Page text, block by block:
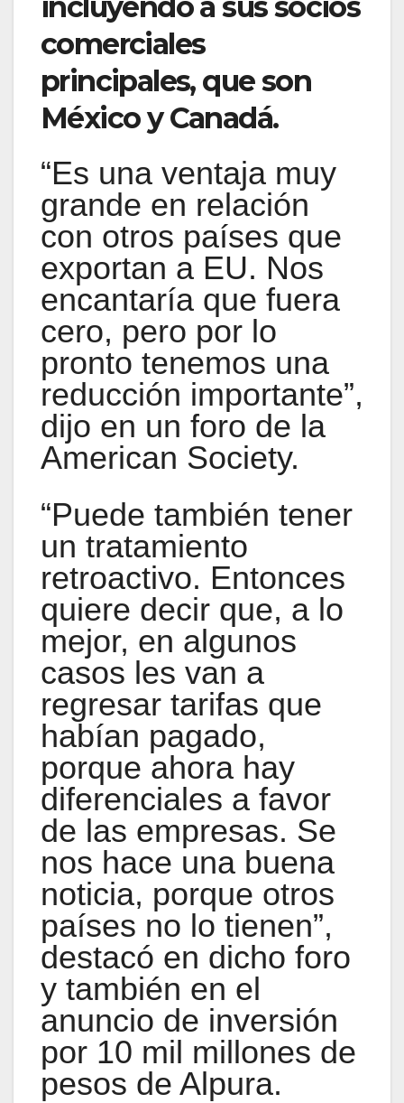
incluyendo a sus socios
comerciales
principales, que son
México y Canadá.
“Es una ventaja muy
grande en relación
con otros países que
exportan a EU. Nos
encantaría que fuera
cero, pero por lo
pronto tenemos una
reducción importante”,
dijo en un foro de la
American Society.
“Puede también tener
un tratamiento
retroactivo. Entonces
quiere decir que, a lo
mejor, en algunos
casos les van a
regresar tarifas que
habían pagado,
porque ahora hay
diferenciales a favor
de las empresas. Se
nos hace una buena
noticia, porque otros
países no lo tienen”,
destacó en dicho foro
y también en el
anuncio de inversión
por 10 mil millones de
pesos de Alpura.